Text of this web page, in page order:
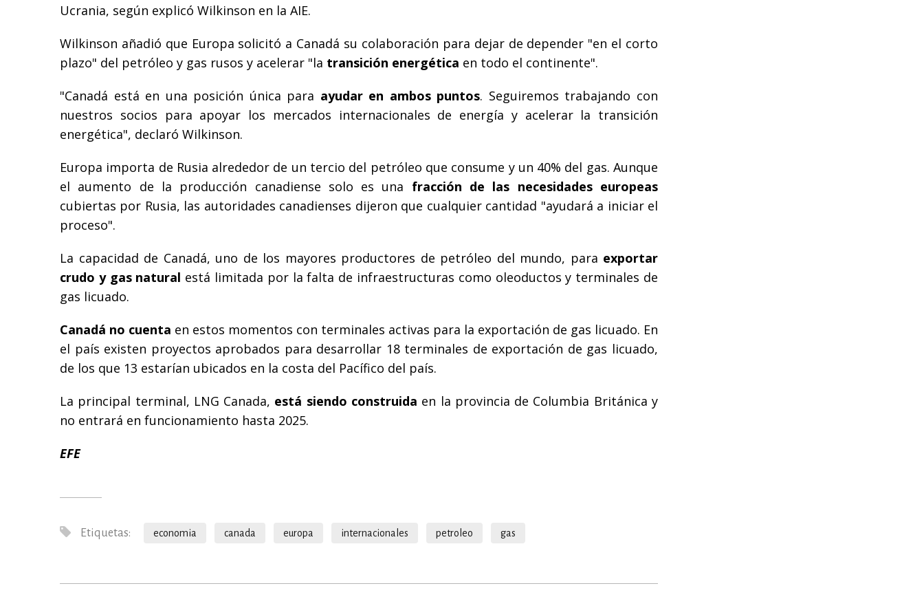
Ucrania, según explicó Wilkinson en la AIE.
Wilkinson añadió que Europa solicitó a Canadá su colaboración para dejar de depender "en el corto
plazo" del petróleo y gas rusos y acelerar "la transición energética en todo el continente".
"Canadá está en una posición única para ayudar en ambos puntos. Seguiremos trabajando con
nuestros socios para apoyar los mercados internacionales de energía y acelerar la transición
energética", declaró Wilkinson.
Europa importa de Rusia alrededor de un tercio del petróleo que consume y un 40% del gas. Aunque
el aumento de la producción canadiense solo es una fracción de las necesidades europeas
cubiertas por Rusia, las autoridades canadienses dijeron que cualquier cantidad "ayudará a iniciar el
proceso".
La capacidad de Canadá, uno de los mayores productores de petróleo del mundo, para exportar
crudo y gas natural está limitada por la falta de infraestructuras como oleoductos y terminales de
gas licuado.
Canadá no cuenta en estos momentos con terminales activas para la exportación de gas licuado. En
el país existen proyectos aprobados para desarrollar 18 terminales de exportación de gas licuado,
de los que 13 estarían ubicados en la costa del Pacífico del país.
La principal terminal, LNG Canada, está siendo construida en la provincia de Columbia Británica y
no entrará en funcionamiento hasta 2025.
EFE
Etiquetas: economia canada europa internacionales petroleo gas